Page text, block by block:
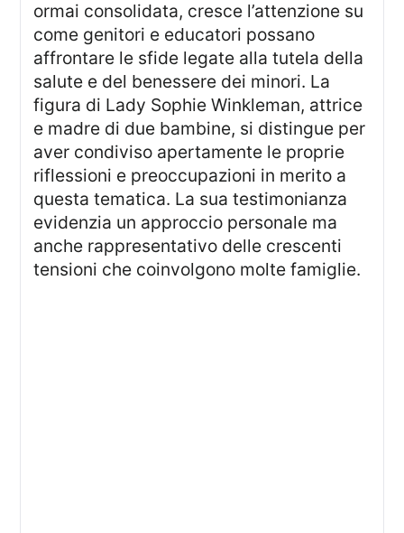
ormai consolidata, cresce l’attenzione su
come genitori e educatori possano
affrontare le sfide legate alla tutela della
salute e del benessere dei minori. La
figura di Lady Sophie Winkleman, attrice
e madre di due bambine, si distingue per
aver condiviso apertamente le proprie
riflessioni e preoccupazioni in merito a
questa tematica. La sua testimonianza
evidenzia un approccio personale ma
anche rappresentativo delle crescenti
tensioni che coinvolgono molte famiglie.